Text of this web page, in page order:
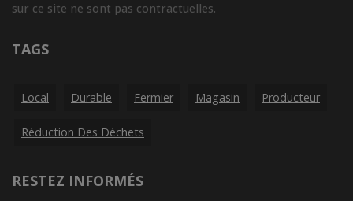
sur ce site ne sont pas contractuelles.
TAGS
Local Durable Fermier Magasin Producteur
Réduction Des Déchets
RESTEZ INFORMÉS